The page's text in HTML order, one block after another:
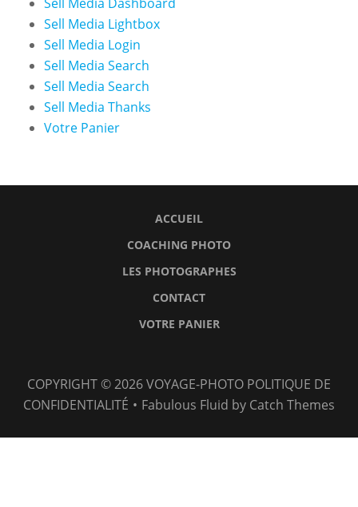
Sell Media Lightbox
Sell Media Login
Sell Media Search
Sell Media Search
Sell Media Thanks
Votre Panier
ACCUEIL
COACHING PHOTO
LES PHOTOGRAPHES
CONTACT
VOTRE PANIER
photoPhotographes
Panier
COPYRIGHT © 2026VOYAGE-PHOTO POLITIQUE DE
CONFIDENTIALITÉ • Fabulous Fluid by Catch Themes